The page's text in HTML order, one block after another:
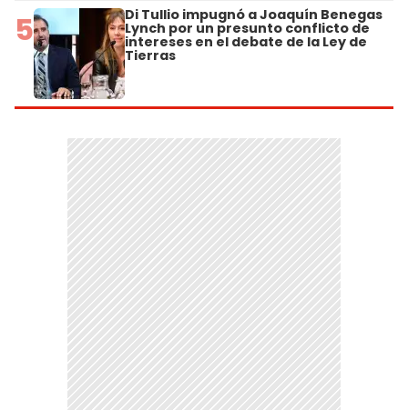
5 Di Tullio impugnó a Joaquín Benegas
Lynch por un presunto conflicto de
intereses en el debate de la Ley de
Tierras